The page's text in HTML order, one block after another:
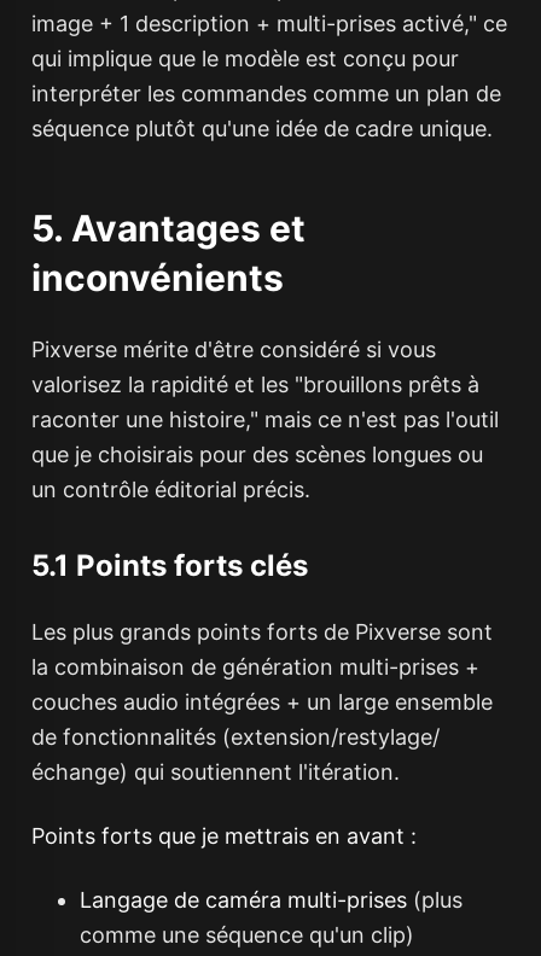
image + 1 description + multi-prises activé," ce
qui implique que le modèle est conçu pour
interpréter les commandes comme un plan de
séquence plutôt qu'une idée de cadre unique.
5. Avantages et
inconvénients
Pixverse mérite d'être considéré si vous
valorisez la rapidité et les "brouillons prêts à
raconter une histoire," mais ce n'est pas l'outil
que je choisirais pour des scènes longues ou
un contrôle éditorial précis.
5.1 Points forts clés
Les plus grands points forts de Pixverse sont
la combinaison de génération multi-prises +
couches audio intégrées + un large ensemble
de fonctionnalités (extension/restylage/
échange) qui soutiennent l'itération.
Points forts que je mettrais en avant :
Langage de caméra multi-prises(plus
comme une séquence qu'un clip)